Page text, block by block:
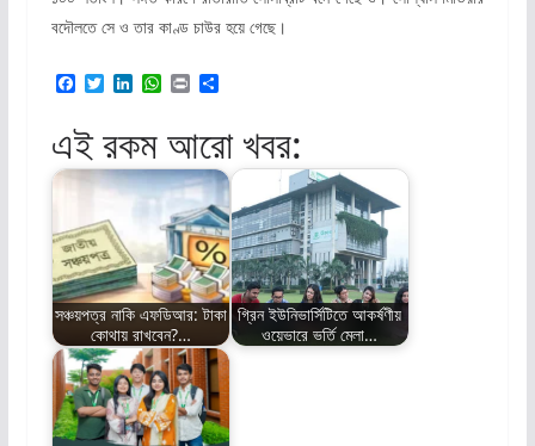
বদৌলতে সে ও তার কাণ্ড চাউর হয়ে গেছে।
F
c
e
b
o
T
t
t
e
r
L
k
e
d
I
n
W
t
A
p
p
P
n
t
S
r
e
এই রকম আরো খবর:
সঞ্চয়পত্র নাকি এফডিআর: টাকা
কোথায় রাখবেন?…
গ্রিন ইউনিভার্সিটিতে আকর্ষণীয়
ওয়েভারে ভর্তি মেলা…